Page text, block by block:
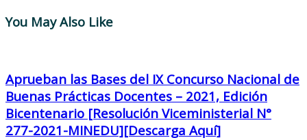
You May Also Like
Aprueban las Bases del IX Concurso Nacional de
Buenas Prácticas Docentes – 2021, Edición
Bicentenario [Resolución Viceministerial N°
277-2021-MINEDU][Descarga Aquí]